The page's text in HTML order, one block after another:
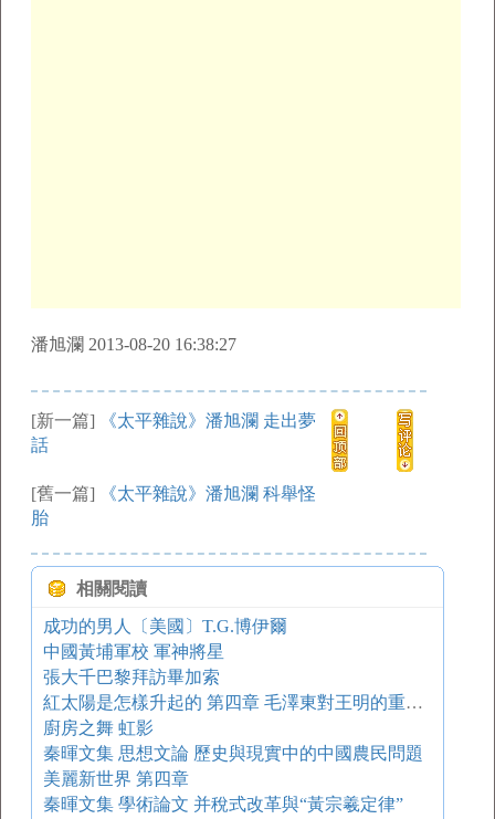
潘旭瀾 2013-08-20 16:38:27
[新一篇]
《太平雜說》潘旭瀾 走出夢
話
[舊一篇]
《太平雜說》潘旭瀾 科舉怪
胎
相關閱讀
成功的男人〔美國〕T.G.博伊爾
中國黃埔軍校 軍神將星
張大千巴黎拜訪畢加索
紅太陽是怎樣升起的 第四章 毛澤東對王明的重大勝利
廚房之舞 虹影
秦暉文集 思想文論 歷史與現實中的中國農民問題
美麗新世界 第四章
秦暉文集 學術論文 并稅式改革與“黃宗羲定律”